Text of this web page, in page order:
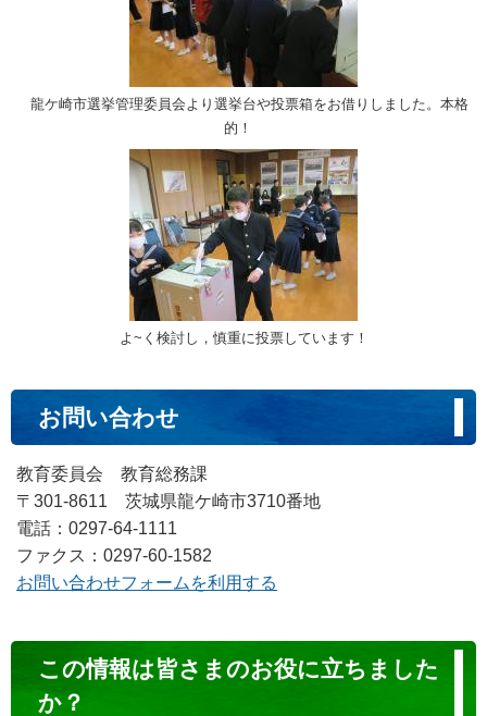
龍ケ崎市選挙管理委員会より選挙台や投票箱をお借りしました。本格
的！
よ~く検討し，慎重に投票しています！
お問い合わせ
教育委員会 教育総務課
〒301-8611 茨城県龍ケ崎市3710番地
電話：0297-64-1111
ファクス：0297-60-1582
お問い合わせフォームを利用する
ン
この情報は皆さまのお役に立ちました
か？